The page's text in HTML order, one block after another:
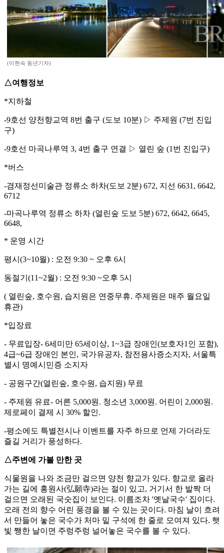
(이현숙 동년기자)
△여행정보
*지하철
-9호선 양천향교역 8번 출구 (도보 10분) ▷ 주제원 (7번 진입
구)
-9호선 마곡나루역 3, 4번 출구 연결 ▷ 열린 숲 (1번 진입구)
*버스
-겸재정선미술관 정류소 하차(도보 2분) 672, 지선 6631, 6642,
6712
-마곡나루역 정류소 하차 (열린숲 도보 5분) 672, 6642, 6645,
6648,
* 운영 시간
평시(3~10월) : 오전 9:30 ~ 오후 6시
동절기(11~2월) : 오전 9:30 ~오후 5시
( 열린숲, 호수원, 습지원은 연중무휴. 주제원은 매주 월요일
휴관)
*입장료
- 무료입장- 6세미만 65세이상, 1~3급 장애인(보호자1인 포함),
4급~6급 장애인 본인, 국가유공자, 참전용사증소지자, 서울특
별시 명예시민증 소지자
- 공원구간(열린숲, 호수원, 습지원) 무료
- 주제원 유료- 어른 5,000원. 청소년 3,000원. 어린이 2,000원.
제로페이 결제 시 30% 할인.
-평소에도 특별전시나 이벤트를 자주 하므로 언제 가더라도
즐길 거리가 풍성하다.
△주변에 가볼 만한 곳
식물원을 나와 조금만 걸으면 양천 향교가 있다. 향교로 올라
가는 길에 홍원사(弘願寺)라는 절이 있고, 거기서 한 발짝 더
걸으면 오래된 국숫집이 보인다. 이름조차 '옛날국수' 집이다.
오래 전의 향수 어린 풍경을 볼 수 있는 곳이다. 마침 날이 흐려
서 만들어 놓은 국수가 처마 밑 구석에 한 줄로 모여져 있다. 햇
빛 쨍한 날이면 주렁주렁 널어놓은 국수를 볼 수 있다.